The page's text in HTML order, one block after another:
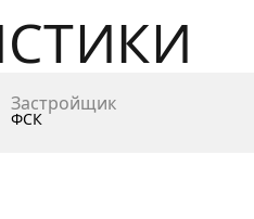
Застройщик
ФСК